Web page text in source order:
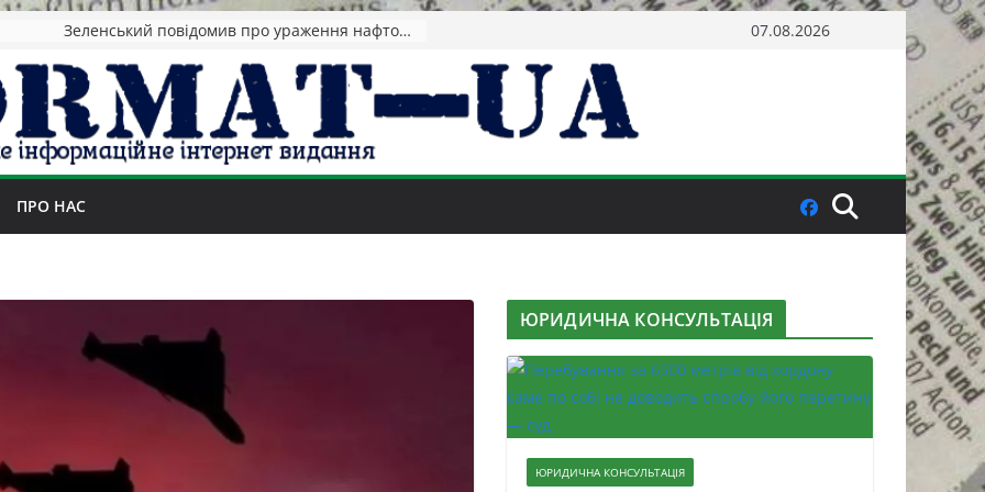
Зеленський повідомив про ураження нафтозаводів РФ за понад 1300 км від фронту 07.08.2026
ПРО НАС
ЮРИДИЧНА КОНСУЛЬТАЦІЯ
ЮРИДИЧНА КОНСУЛЬТАЦІЯ